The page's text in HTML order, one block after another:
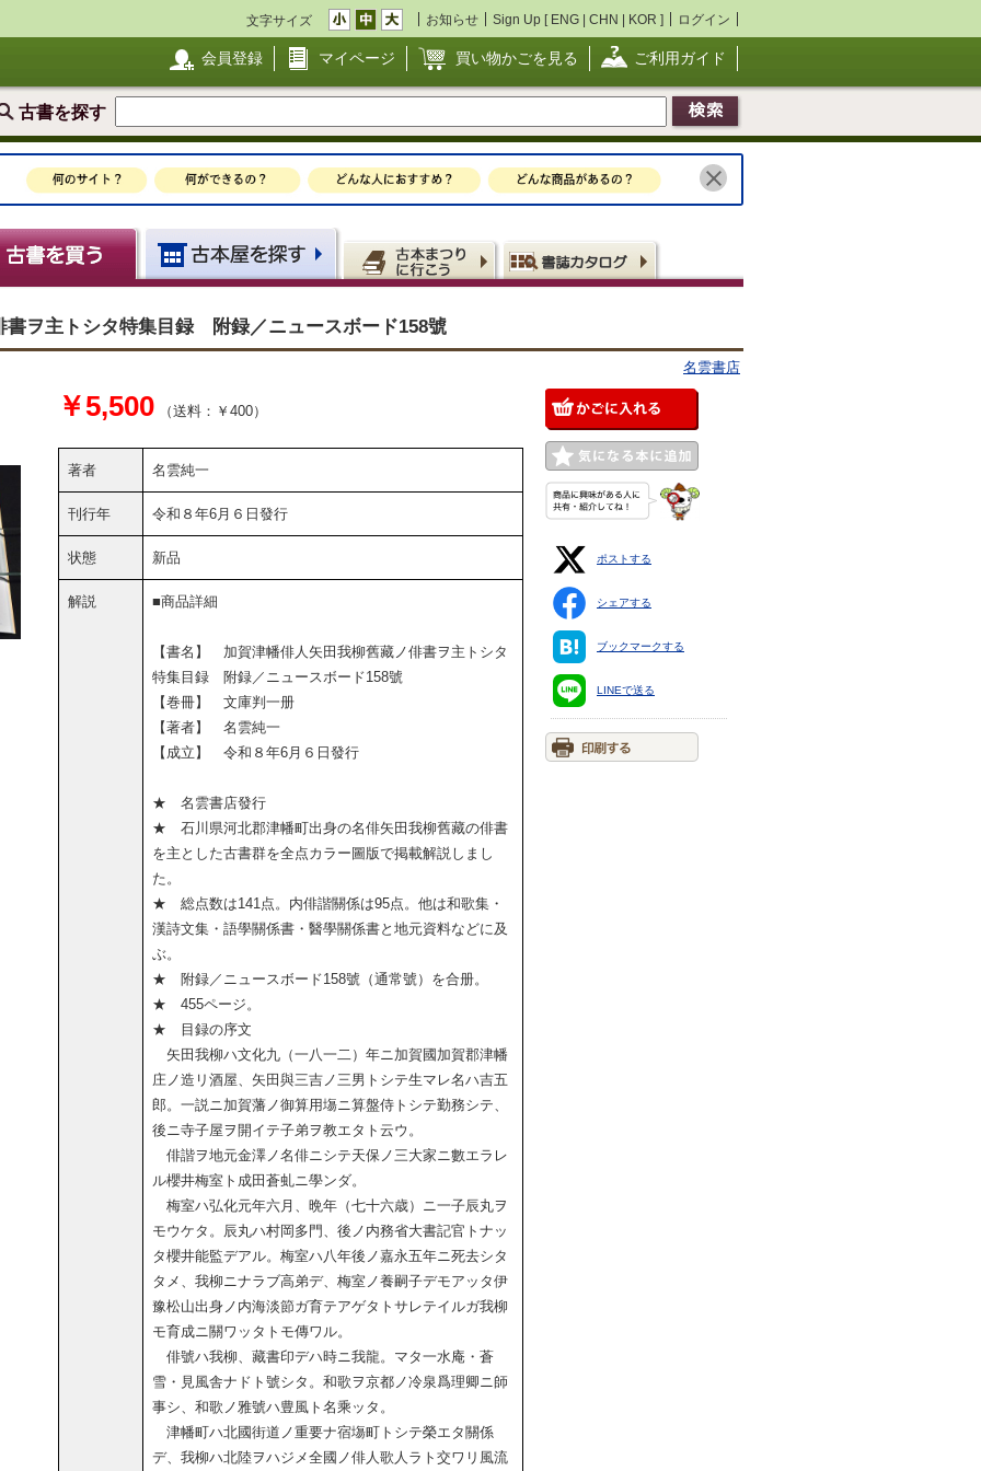
文字サイズ お知らせ Sign Up [ ENG | CHN | KOR ] ログイン
会員登録 マイページ 買い物かごを見る ご利用ガイド
古書を探す
書ヲ主トシタ特集目録 附録／ニュースボード158號
名雲書店
￥5,500 （送料：￥400）
著者 名雲純一
刊行年 令和８年6月６日發行
状態 新品
解説 ■商品詳細
【書名】 加賀津幡俳人矢田我柳舊藏ノ俳書ヲ主トシタ
特集目録 附録／ニュースボード158號
【巻冊】 文庫判一册
【著者】 名雲純一
【成立】 令和８年6月６日發行
★ 名雲書店發行
★ 石川県河北郡津幡町出身の名俳矢田我柳舊藏の俳書
を主とした古書群を全点カラー圖版で掲載解説しまし
た。
★ 総点数は141点。内俳諧關係は95点。他は和歌集・
漢詩文集・語學關係書・醫學關係書と地元資料などに及
ぶ。
★ 附録／ニュースボード158號（通常號）を合册。
★ 455ページ。
★ 目録の序文
矢田我柳ハ文化九（一八一二）年ニ加賀國加賀郡津幡
庄ノ造リ酒屋、矢田與三吉ノ三男トシテ生マレ名ハ吉五
郎。一説ニ加賀藩ノ御算用塲ニ算盤侍トシテ勤務シテ、
後ニ寺子屋ヲ開イテ子弟ヲ教エタト云ウ。
俳諧ヲ地元金澤ノ名俳ニシテ天保ノ三大家ニ數エラレ
ル櫻井梅室ト成田蒼虬ニ學ンダ。
梅室ハ弘化元年六月、晩年（七十六歳）ニ一子辰丸ヲ
モウケタ。辰丸ハ村岡多門、後ノ内務省大書記官トナッ
タ櫻井能監デアル。梅室ハ八年後ノ嘉永五年ニ死去シタ
タメ、我柳ニナラブ高弟デ、梅室ノ養嗣子デモアッタ伊
豫松山出身ノ内海淡節ガ育テアゲタトサレテイルガ我柳
モ育成ニ關ワッタトモ傳ワル。
俳號ハ我柳、藏書印デハ時ニ我龍。マタ一水庵・蒼
雪・見風舎ナドト號シタ。和歌ヲ京都ノ冷泉爲理卿ニ師
事シ、和歌ノ雅號ハ豊風ト名乘ッタ。
津幡町ハ北國街道ノ重要ナ宿塲町トシテ榮エタ關係
デ、我柳ハ北陸ヲハジメ全國ノ俳人歌人ラト交ワリ風流
ポストする
シェアする
ブックマークする
LINEで送る